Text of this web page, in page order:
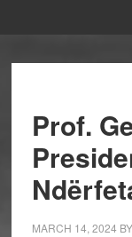
Prof.
MARCH 14, 2024 BY